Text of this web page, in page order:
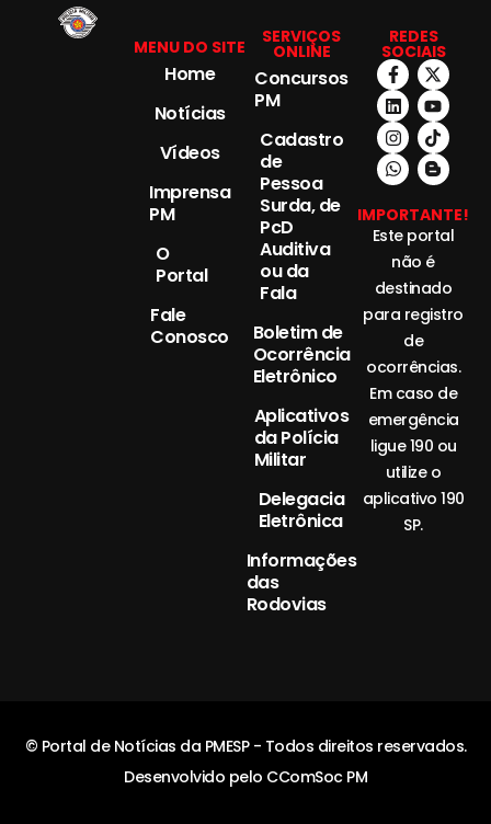
MENU DO SITE
Home
Notícias
Vídeos
Imprensa
PM
O
Portal
Fale
Conosco
SERVIÇOS
ONLINE
Concursos
PM
Cadastro
de
Pessoa
Surda, de
PcD
Auditiva
ou da
Fala
Boletim de
Ocorrência
Eletrônico
Aplicativos
da Polícia
Militar
Delegacia
Eletrônica
Informações
das
Rodovias
REDES
SOCIAIS
IMPORTANTE!
Este portal
não é
destinado
para registro
de
ocorrências.
Em caso de
emergência
ligue 190 ou
utilize o
aplicativo 190
SP.
© Portal de Notícias da PMESP - Todos direitos reservados.
Desenvolvido pelo CComSoc PM